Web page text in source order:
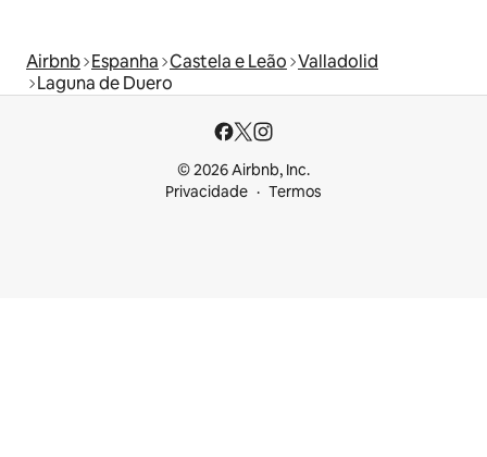
Airbnb Espanha Castela e Leão Valladolid
Laguna de Duero
© 2026 Airbnb, Inc.
Privacidade
Termos